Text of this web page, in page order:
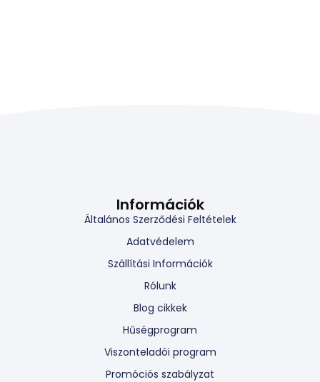
Információk
Általános Szerződési Feltételek
Adatvédelem
Szállítási Információk
Rólunk
Blog cikkek
Hűségprogram
Viszonteladói program
Promóciós szabályzat